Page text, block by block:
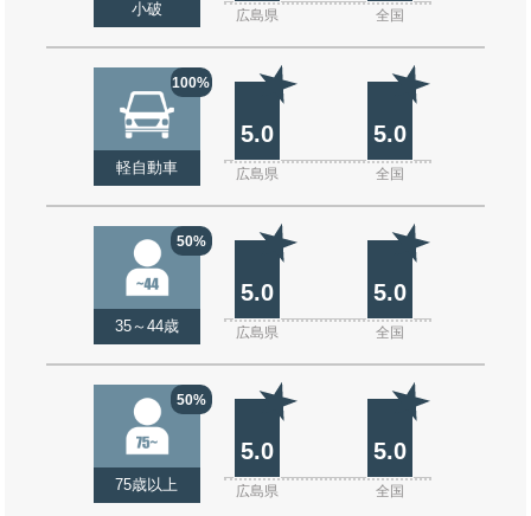
小破 広島県 全国
100%
軽自動車
5.0 5.0
広島県 全国
50%
35～44歳
5.0 5.0
広島県 全国
50%
75歳以上
5.0 5.0
広島県 全国